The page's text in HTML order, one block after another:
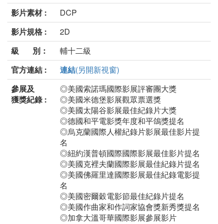
影片素材 :
DCP
影片規格 :
2D
級 別：
輔十二級
官方連結 :
連結(另開新視窗)
參展及
獲獎紀錄 :
◎美國索諾瑪國際影展評審團大獎
◎美國米德堡影展觀眾票選獎
◎美國太陽谷影展最佳紀錄片大獎
◎德國和平電影獎年度和平鴿獎提名
◎烏克蘭國際人權紀錄片影展最佳影片提
名
◎紐約漢普頓國際國際影展最佳影片提名
◎美國克裡夫蘭國際影展最佳紀錄片提名
◎美國佛羅里達國際影展最佳紀錄電影提
名
◎美國密爾穀電影節最佳紀錄片提名
◎美國作曲家和作詞家協會獎新秀獎提名
◎加拿大溫哥華國際影展參展影片